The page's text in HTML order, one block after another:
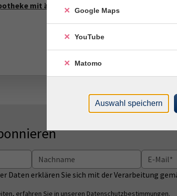
mit ätherischen Ölen - Workshop
Daten erklären Sie sich mit der Verarbeitung
erfahren Sie in unseren Datenschutzbestimmungen.
Google Maps
YouTube
Matomo
Auswahl speichern